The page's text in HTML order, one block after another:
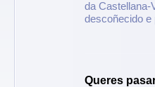
da Castellana-
descoñecido e
Queres